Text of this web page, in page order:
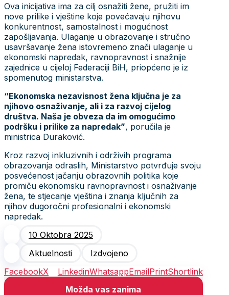
Ova inicijativa ima za cilj osnažiti žene, pružiti im
nove prilike i vještine koje povećavaju njihovu
konkurentnost, samostalnost i mogućnost
zapošljavanja. Ulaganje u obrazovanje i stručno
usavršavanje žena istovremeno znači ulaganje u
ekonomski napredak, ravnopravnost i snažnije
zajednice u cijeloj Federaciji BiH, priopćeno je iz
spomenutog ministarstva.
“Ekonomska nezavisnost žena ključna je za
njihovo osnaživanje, ali i za razvoj cijelog
društva. Naša je obveza da im omogućimo
podršku i prilike za napredak”, poručila je
ministrica Duraković.
Kroz razvoj inkluzivnih i održivih programa
obrazovanja odraslih, Ministarstvo potvrđuje svoju
posvećenost jačanju obrazovnih politika koje
promiču ekonomsku ravnopravnost i osnaživanje
žena, te stjecanje vještina i znanja ključnih za
njihov dugoročni profesionalni i ekonomski
napredak.
10 Oktobra 2025
Aktuelnosti
Izdvojeno
FacebookX LinkedinWhatsappEmailPrintShortlink
Možda vas zanima